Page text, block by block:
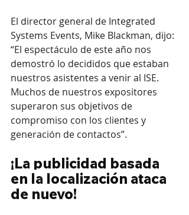
El director general de Integrated
Systems Events, Mike Blackman, dijo:
“El espectáculo de este año nos
demostró lo decididos que estaban
nuestros asistentes a venir al ISE.
Muchos de nuestros expositores
superaron sus objetivos de
compromiso con los clientes y
generación de contactos”.
¡La publicidad basada
en la localización ataca
de nuevo!